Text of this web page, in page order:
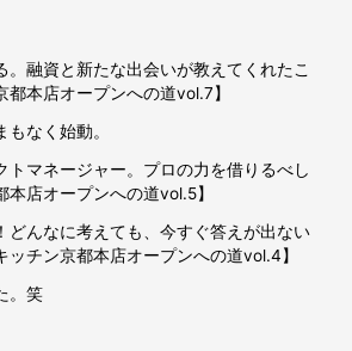
。融資と新たな出会いが教えてくれたこ
都本店オープンへの道vol.7】
なく始動。
トマネージャー。プロの力を借りるべし
本店オープンへの道vol.5】
どんなに考えても、今すぐ答えが出ない
ッチン京都本店オープンへの道vol.4】
。笑